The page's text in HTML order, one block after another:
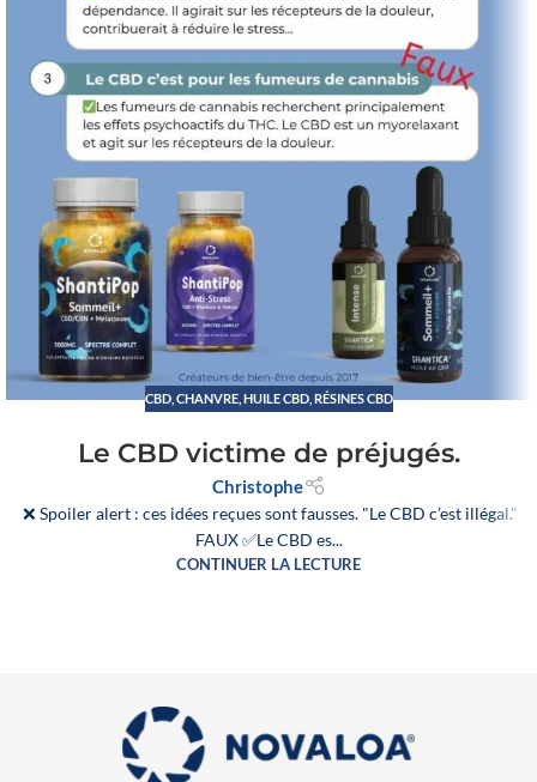
CBD, CHANVRE, HUILE CBD, RÉSINES CBD
Le CBD victime de préjugés.
Christophe
❌ Spoiler alert : ces idées reçues sont fausses. "Le CBD c’est illégal."
FAUX ✅Le CBD es...
CONTINUER LA LECTURE